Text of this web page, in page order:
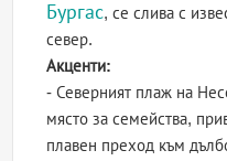
Бургас, се слива с
север.
Акценти:
- Северният плаж на
място за семейства,
плавен преход към